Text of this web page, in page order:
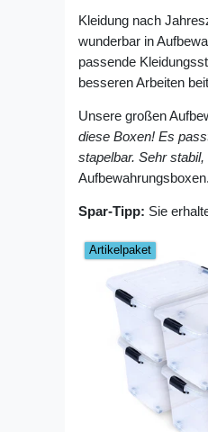
Kleidung nach
wunderbar in
passende
besseren Arbeiten
Unsere großen
diese Boxen! Es
stapelbar. Sehr
Aufbewahrungsboxen.
Spar-Tipp: Sie
Artikelpaket